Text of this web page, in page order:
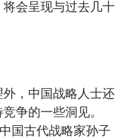
会呈现与过去几十
，中国战略人士还
争的一些洞见。
国古代战略家孙子